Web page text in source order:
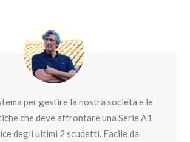
per gestire la nostra società e le
che deve affrontare una Serie A1
degli ultimi 2 scudetti. Facile da